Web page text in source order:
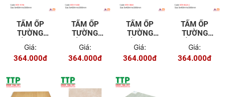
TẤM ỐP
TƯỜNG
9196
Giá:
364.000đ
TẤM ỐP
TƯỜNG
9145B
Giá:
364.000đ
TẤM ỐP
TƯỜNG
8845
Giá:
364.000đ
TẤM ỐP
TƯỜNG
8626-2
Giá:
364.000đ